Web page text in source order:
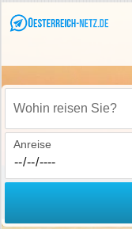
Wohin reisen Sie?
Anreise